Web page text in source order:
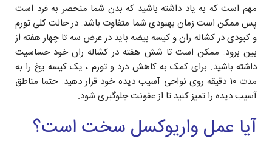
مهم است که به یاد داشته باشید که بدن شما منحصر به فرد است
پس ممکن است زمان بهبودی شما متفاوت باشد. در حالت کلی تورم
و کبودی در کشاله ران و کیسه بیضه باید در عرض سه تا چهار هفته از
بین برود. ممکن است تا شش هفته در کشاله ران خود حساسیت
داشته باشید. برای کمک به کاهش درد و تورم ، یک کیسه یخ را به
مدت ۱۰ دقیقه روی نواحی آسیب دیده خود قرار دهید. حتما مناطق
آسیب دیده را تمیز کنید تا از عفونت جلوگیری شود.
آیا عمل واریوکسل سخت است؟